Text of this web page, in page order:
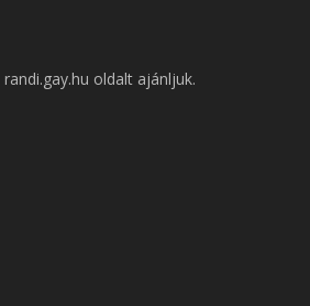
randi.gay.hu oldalt ajánljuk.